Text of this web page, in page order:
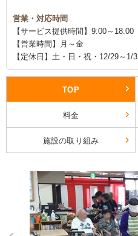
営業・対応時間
【サービス提供時間】9:00～18:00
【営業時間】月～金
【定休日】土・日・祝・12/29～1/3
TOP
料金
施設の取り組み